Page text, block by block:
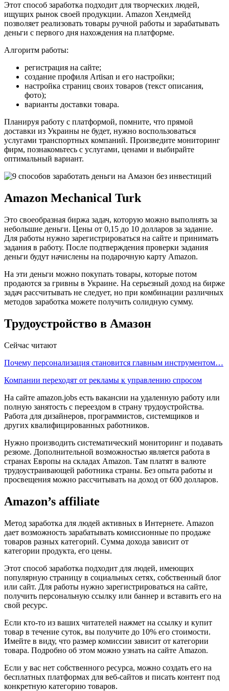
Этот способ заработка подходит для творческих людей,
ищущих рынок своей продукции. Amazon Хендмейд
позволяет реализовать товары ручной работы и зарабатывать
деньги с первого дня нахождения на платформе.
Алгоритм работы:
регистрация на сайте;
создание профиля Artisan и его настройки;
настройка страниц своих товаров (текст описания,
фото);
варианты доставки товара.
Планируя работу с платформой, помните, что прямой
доставки из Украины не будет, нужно воспользоваться
услугами транспортных компаний. Произведите мониторинг
фирм, познакомьтесь с услугами, ценами и выбирайте
оптимальный вариант.
Amazon Mechanical Turk
Это своеобразная биржа задач, которую можно выполнять за
небольшие деньги. Цены от 0,15 до 10 долларов за задание.
Для работы нужно зарегистрироваться на сайте и принимать
задания в работу. После подтверждения проверки задания
деньги будут начислены на подарочную карту Amazon.
На эти деньги можно покупать товары, которые потом
продаются за гривны в Украине. На серьезный доход на бирже
задач рассчитывать не следует, но при комбинации различных
методов заработка можете получить солидную сумму.
Трудоустройство в Амазон
Сейчас читают
Почему персонализация становится главным инструментом…
Компании переходят от рекламы к управлению спросом
На сайте amazon.jobs есть вакансии на удаленную работу или
полную занятость с переездом в страну трудоустройства.
Работа для дизайнеров, программистов, системщиков и
других квалифицированных работников.
Нужно производить систематический мониторинг и подавать
резюме. Дополнительной возможностью является работа в
странах Европы на складах Amazon. Там платят в валюте
трудоустраивающей работника страны. Без опыта работы и
просвещения можно рассчитывать на доход от 600 долларов.
Amazon’s affiliate
Метод заработка для людей активных в Интернете. Amazon
дает возможность зарабатывать комиссионные по продаже
товаров разных категорий. Сумма дохода зависит от
категории продукта, его цены.
Этот способ заработка подходит для людей, имеющих
популярную страницу в социальных сетях, собственный блог
или сайт. Для работы нужно зарегистрироваться на сайте,
получить персональную ссылку или баннер и вставить его на
свой ресурс.
Если кто-то из ваших читателей нажмет на ссылку и купит
товар в течение суток, вы получите до 10% его стоимости.
Имейте в виду, что размер комиссии зависит от категории
товара. Подробно об этом можно узнать на сайте Amazon.
Если у вас нет собственного ресурса, можно создать его на
бесплатных платформах для веб-сайтов и писать контент под
конкретную категорию товаров.